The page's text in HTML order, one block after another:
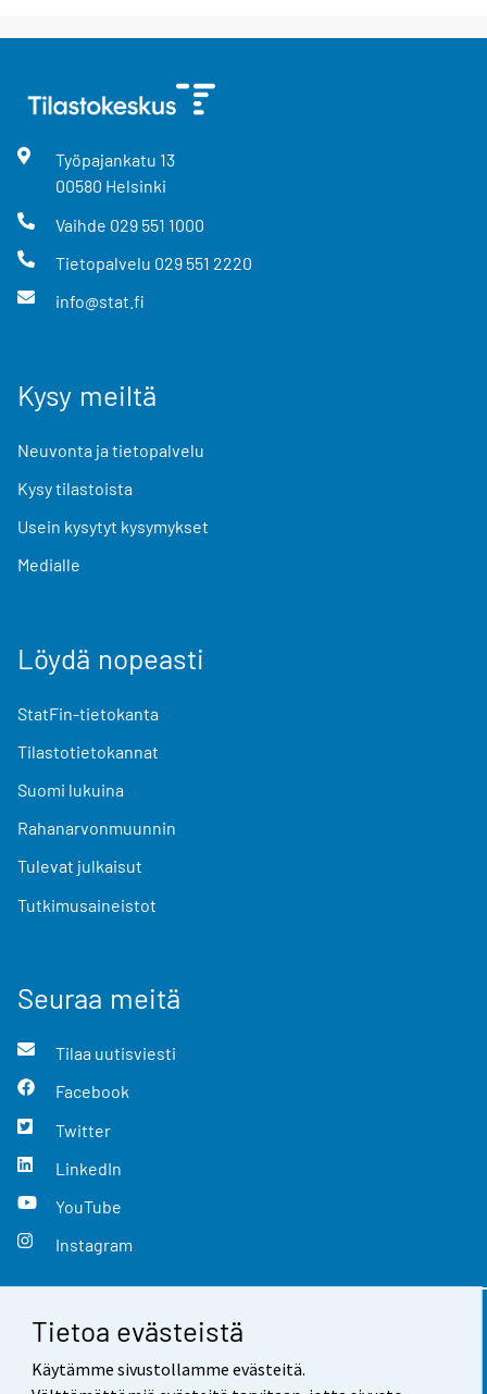
Tietoa evästeistä
Käytämme sivustollamme evästeitä.
Työpajankatu 13
00580 Helsinki
Vaihde 029 551 1000
Tietopalvelu 029 551 2220
info@stat.fi
Kysy meiltä
Neuvonta ja tietopalvelu
Kysy tilastoista
Usein kysytyt kysymykset
Medialle
Löydä nopeasti
StatFin-tietokanta
Tilastotietokannat
Suomi lukuina
Rahanarvonmuunnin
Tulevat julkaisut
Tutkimusaineistot
Seuraa meitä
Tilaa uutisviesti
Facebook
Twitter
LinkedIn
YouTube
Instagram
Yhteystiedot
Palaute